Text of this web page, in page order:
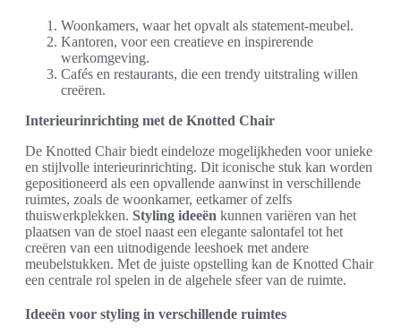
Woonkamers, waar het opvalt als statement-meubel.
Kantoren, voor een creatieve en inspirerende
werkomgeving.
Cafés en restaurants, die een trendy uitstraling willen
creëren.
Interieurinrichting met de Knotted Chair
De Knotted Chair biedt eindeloze mogelijkheden voor unieke
en stijlvolle interieurinrichting. Dit iconische stuk kan worden
gepositioneerd als een opvallende aanwinst in verschillende
ruimtes, zoals de woonkamer, eetkamer of zelfs
thuiswerkplekken. Styling ideeën kunnen variëren van het
plaatsen van de stoel naast een elegante salontafel tot het
creëren van een uitnodigende leeshoek met andere
meubelstukken. Met de juiste opstelling kan de Knotted Chair
een centrale rol spelen in de algehele sfeer van de ruimte.
Ideeën voor styling in verschillende ruimtes